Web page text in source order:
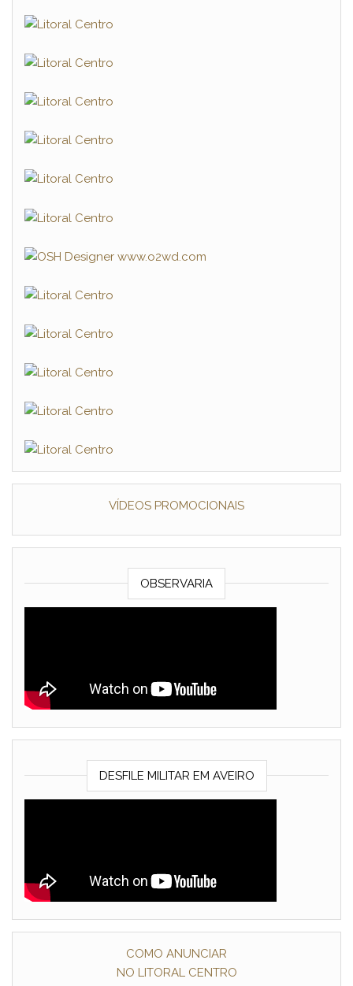
VÍDEOS PROMOCIONAIS
OBSERVARIA
DESFILE MILITAR EM AVEIRO
COMO ANUNCIAR
NO LITORAL CENTRO